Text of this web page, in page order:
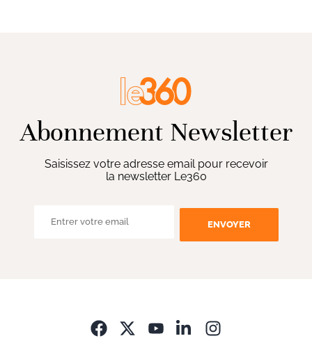
Abonnement Newsletter
Saisissez votre adresse email pour recevoir
la newsletter Le360
ENVOYER